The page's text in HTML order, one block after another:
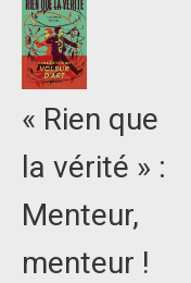
« Rien que
la vérité » :
Menteur,
menteur !